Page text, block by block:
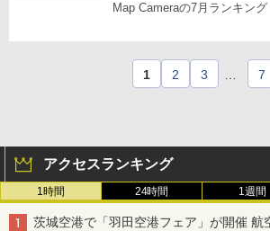
Map Cameraの7月ランキング
1 2 3 7
アクセスランキング
1時間 24時間 1週間
茨城空港で「羽田空港フェア」が開催 航